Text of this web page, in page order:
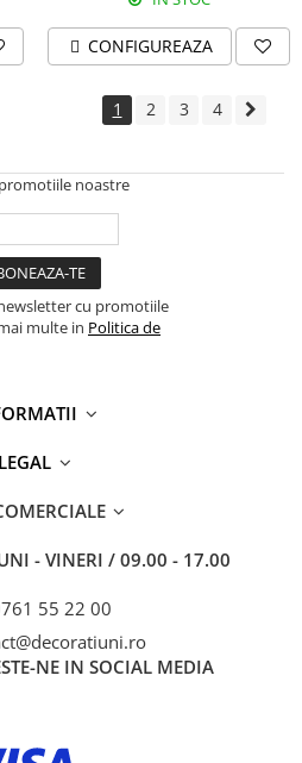
CONFIGUREAZA
1 2 3 4
noastre
cu promotiile
multe in Politica de
LEGAL
- VINERI / 09.00 - 17.00
55 22 00
NE IN SOCIAL MEDIA